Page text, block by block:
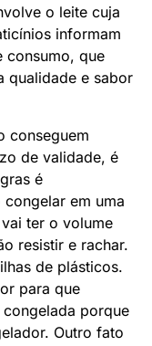
o leite cuja
informam
consumo, que
qualidade e sabor
conseguem
de validade, é
é
em uma
ter o volume
resistir e rachar.
de plásticos.
para que
porque
Outro fato